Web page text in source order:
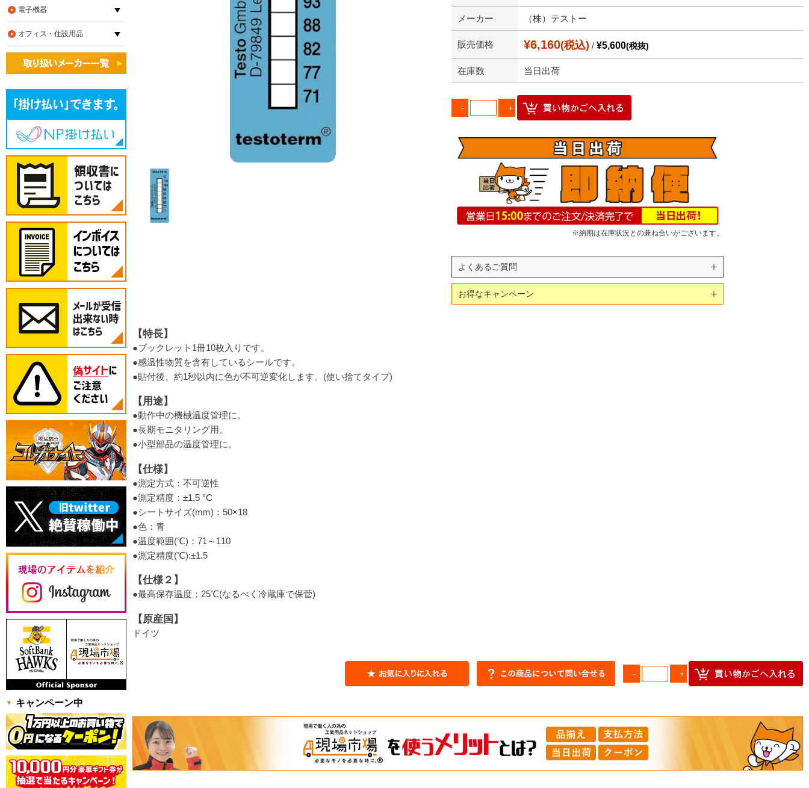
メーカー （株）テストー
販売価格 ¥6,160(税込) / ¥5,600(税抜)
在庫数 当日出荷
※納期は在庫状況との兼ね合いがございます。
よくあるご質問
お得なキャンペーン
【特長】
●ブックレット1冊10枚入りです。
●感温性物質を含有しているシールです。
●貼付後、約1秒以内に色が不可逆変化します。(使い捨てタイプ)
【用途】
●動作中の機械温度管理に。
●長期モニタリング用。
●小型部品の温度管理に。
【仕様】
●測定方式：不可逆性
●測定精度：±1.5 °C
●シートサイズ(mm)：50×18
●色：青
●温度範囲(℃)：71～110
●測定精度(℃):±1.5
【仕様２】
●最高保存温度：25℃(なるべく冷蔵庫で保菅)
【原産国】
ドイツ
電子機器
オフィス・住設用品
キャンペーン中